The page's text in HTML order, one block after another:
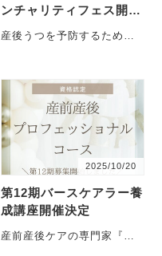
ンチャリティフェス開催
します！
産後うつを予防するため
ムでサポートしている、一
般社・・・
2025/10/20
第12期バースケアラー養
成講座開催決定
産前産後ケアの専門家『バ